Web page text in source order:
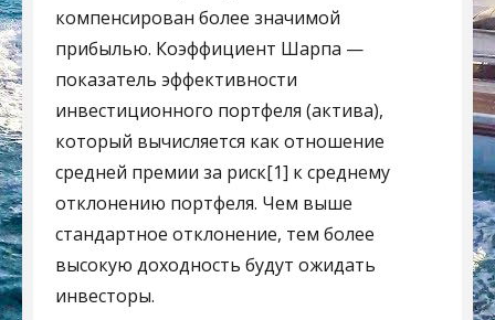
компенсирован более значимой
прибылью. Коэффициент Шарпа —
показатель эффективности
инвестиционного портфеля (актива),
который вычисляется как отношение
средней премии за риск[1] к среднему
отклонению портфеля. Чем выше
стандартное отклонение, тем более
высокую доходность будут ожидать
инвесторы.